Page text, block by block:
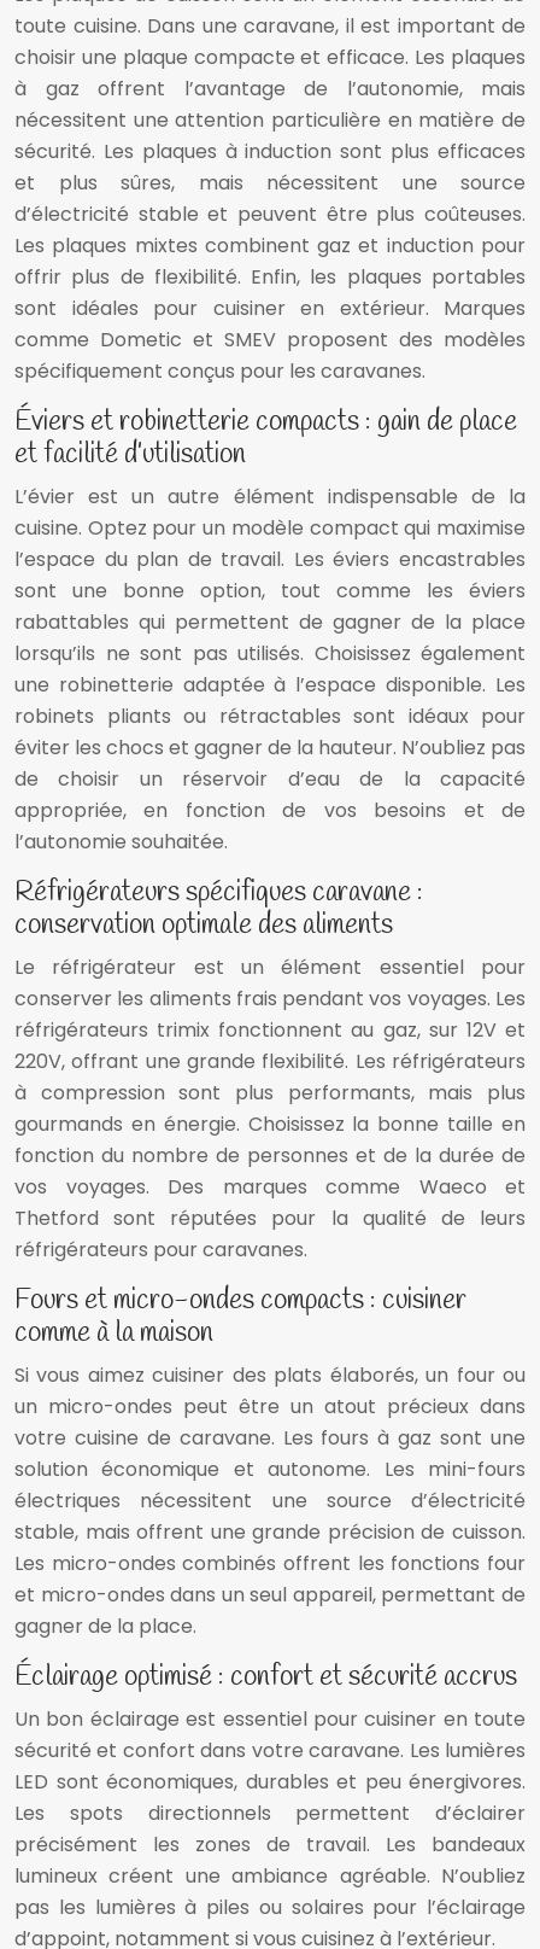
toute cuisine. Dans une caravane, il est important de
choisir une plaque compacte et efficace. Les plaques
à gaz offrent l’avantage de l’autonomie, mais
nécessitent une attention particulière en matière de
sécurité. Les plaques à induction sont plus efficaces
et plus sûres, mais nécessitent une source
d’électricité stable et peuvent être plus coûteuses.
Les plaques mixtes combinent gaz et induction pour
offrir plus de flexibilité. Enfin, les plaques portables
sont idéales pour cuisiner en extérieur. Marques
comme Dometic et SMEV proposent des modèles
spécifiquement conçus pour les caravanes.
Éviers et robinetterie compacts : gain de place
et facilité d’utilisation
L’évier est un autre élément indispensable de la
cuisine. Optez pour un modèle compact qui maximise
l’espace du plan de travail. Les éviers encastrables
sont une bonne option, tout comme les éviers
rabattables qui permettent de gagner de la place
lorsqu’ils ne sont pas utilisés. Choisissez également
une robinetterie adaptée à l’espace disponible. Les
robinets pliants ou rétractables sont idéaux pour
éviter les chocs et gagner de la hauteur. N’oubliez pas
de choisir un réservoir d’eau de la capacité
appropriée, en fonction de vos besoins et de
l’autonomie souhaitée.
Réfrigérateurs spécifiques caravane :
conservation optimale des aliments
Le réfrigérateur est un élément essentiel pour
conserver les aliments frais pendant vos voyages. Les
réfrigérateurs trimix fonctionnent au gaz, sur 12V et
220V, offrant une grande flexibilité. Les réfrigérateurs
à compression sont plus performants, mais plus
gourmands en énergie. Choisissez la bonne taille en
fonction du nombre de personnes et de la durée de
vos voyages. Des marques comme Waeco et
Thetford sont réputées pour la qualité de leurs
réfrigérateurs pour caravanes.
Fours et micro-ondes compacts : cuisiner
comme à la maison
Si vous aimez cuisiner des plats élaborés, un four ou
un micro-ondes peut être un atout précieux dans
votre cuisine de caravane. Les fours à gaz sont une
solution économique et autonome. Les mini-fours
électriques nécessitent une source d’électricité
stable, mais offrent une grande précision de cuisson.
Les micro-ondes combinés offrent les fonctions four
et micro-ondes dans un seul appareil, permettant de
gagner de la place.
Éclairage optimisé : confort et sécurité accrus
Un bon éclairage est essentiel pour cuisiner en toute
sécurité et confort dans votre caravane. Les lumières
LED sont économiques, durables et peu énergivores.
Les spots directionnels permettent d’éclairer
précisément les zones de travail. Les bandeaux
lumineux créent une ambiance agréable. N’oubliez
pas les lumières à piles ou solaires pour l’éclairage
d’appoint, notamment si vous cuisinez à l’extérieur.